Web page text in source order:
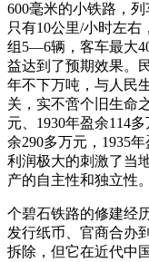
600毫米的小铁路，
只有10公里/小时左
组5—6辆，客车最大
益达到了预期效果。
年不下万吨，与人民
关，实不啻个旧生命
元、1930年盈余114
余290多万元，1935
利润极大的刺激了当
产的自主性和独立性。
个碧石铁路的修建经
发行纸币、官商合办
拆除，但它在近代中